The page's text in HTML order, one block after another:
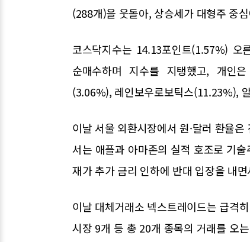
(288개)을 웃돌아, 상승세가 대형주 중
코스닥지수는 14.13포인트(1.57%) 오
순매수하며 지수를 지탱했고, 개인
(3.06%), 레인보우로보틱스(11.23%),
이날 서울 외환시장에서 원·달러 환율
서는 애플과 아마존의 실적 호조로 기
재가 추가 금리 인하에 반대 입장을 내
이날 대체거래소 넥스트레이드는 급격
시장 9개 등 총 20개 종목의 거래를 오